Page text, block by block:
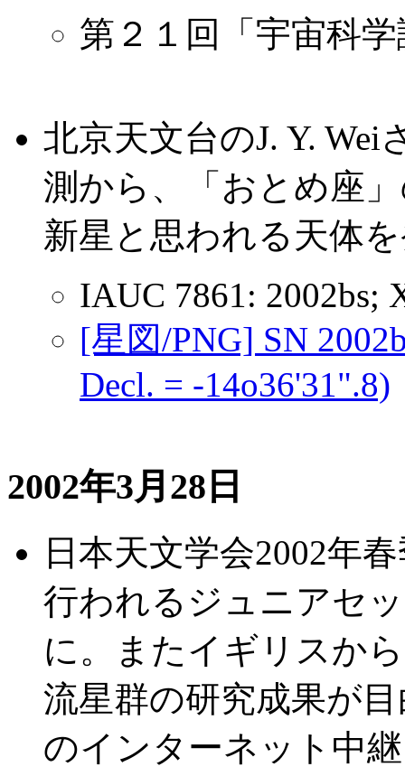
第２１回「宇宙科
北京天文台のJ. Y. Wei
測から、「おとめ座
新星と思われる天体
IAUC 7861: 2002bs;
[星図/PNG] SN
Decl. = -14o36'31".8)
2002年3月28日
日本天文学会2002年
行われるジュニアセ
に。またイギリスか
流星群の研究成果が
のインターネット中